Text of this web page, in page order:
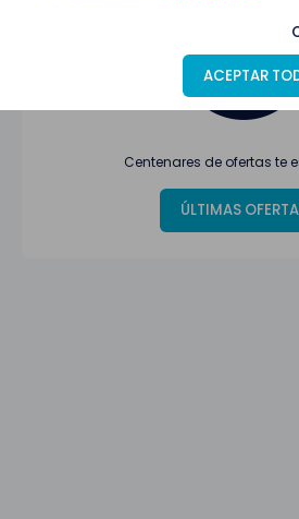
ACEPTAR
Centenares de ofertas te
ÚLTIMAS